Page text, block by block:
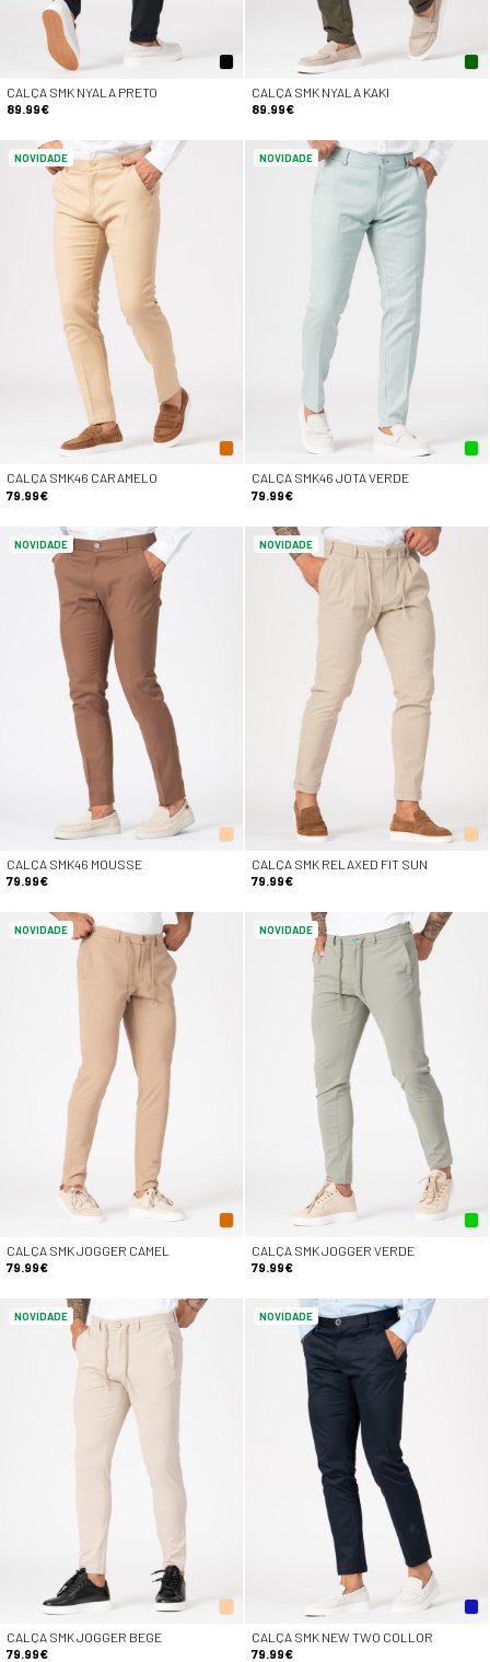
CALÇA SMK NYALA PRETO
89.99€
CALÇA SMK NYALA KAKI
89.99€
NOVIDADE
CALÇA SMK46 CARAMELO
79.99€
NOVIDADE
CALÇA SMK46 JOTA VERDE
79.99€
NOVIDADE
CALÇA SMK46 MOUSSE
79.99€
NOVIDADE
CALÇA SMK RELAXED FIT SUN
79.99€
NOVIDADE
CALÇA SMK JOGGER CAMEL
79.99€
NOVIDADE
CALÇA SMK JOGGER VERDE
79.99€
NOVIDADE
CALÇA SMK JOGGER BEGE
79.99€
NOVIDADE
CALÇA SMK NEW TWO COLLOR
79.99€